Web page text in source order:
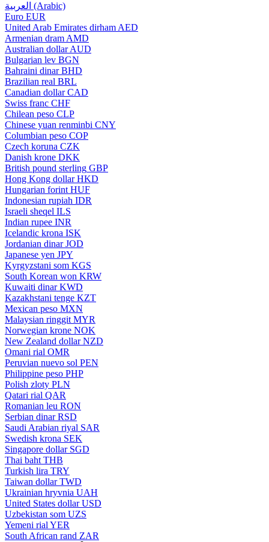
العربية (Arabic)
Euro EUR
United Arab Emirates dirham AED
Armenian dram AMD
Australian dollar AUD
Bulgarian lev BGN
Bahraini dinar BHD
Brazilian real BRL
Canadian dollar CAD
Swiss franc CHF
Chilean peso CLP
Chinese yuan renminbi CNY
Columbian peso COP
Czech koruna CZK
Danish krone DKK
British pound sterling GBP
Hong Kong dollar HKD
Hungarian forint HUF
Indonesian rupiah IDR
Israeli sheqel ILS
Indian rupee INR
Icelandic krona ISK
Jordanian dinar JOD
Japanese yen JPY
Kyrgyzstani som KGS
South Korean won KRW
Kuwaiti dinar KWD
Kazakhstani tenge KZT
Mexican peso MXN
Malaysian ringgit MYR
Norwegian krone NOK
New Zealand dollar NZD
Omani rial OMR
Peruvian nuevo sol PEN
Philippine peso PHP
Polish zloty PLN
Qatari rial QAR
Romanian leu RON
Serbian dinar RSD
Saudi Arabian riyal SAR
Swedish krona SEK
Singapore dollar SGD
Thai baht THB
Turkish lira TRY
Taiwan dollar TWD
Ukrainian hryvnia UAH
United States dollar USD
Uzbekistan som UZS
Yemeni rial YER
South African rand ZAR